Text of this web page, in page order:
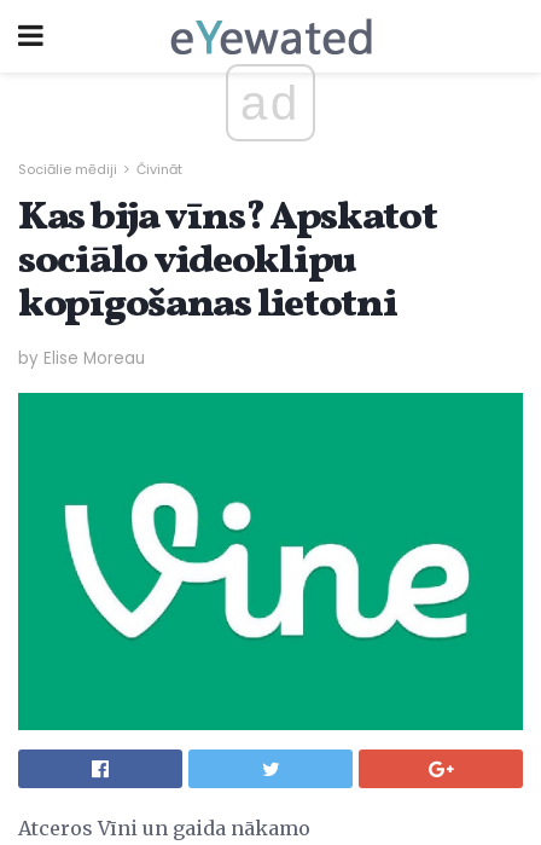
ad
Sociālie mēdiji Čivināt
Kas bija vīns? Apskatot
sociālo videoklipu
kopīgošanas lietotni
by Elise Moreau
Atceros Vīni un gaida nākamo